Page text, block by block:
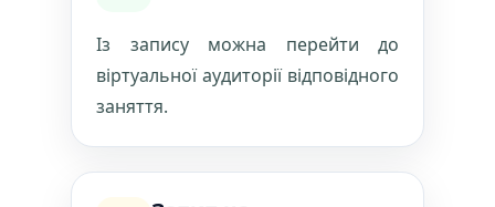
Із запису можна перейти до
віртуальної аудиторії відповідного
заняття.